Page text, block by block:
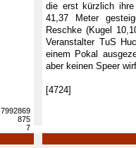
die erst kürzlich ihre
41,37 Meter
Reschke (Kugel
Veranstalter TuS
einem Pokal
aber keinen Speer
[4724]
7992869
875
7